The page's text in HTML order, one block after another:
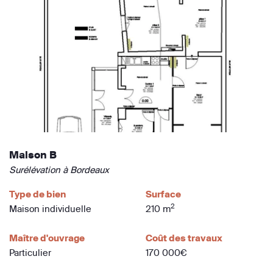
Maison B
Surélévation à Bordeaux
Type de bien
Maison individuelle
Surface
210 m2
Maître d'ouvrage
Particulier
Coût des travaux
170 000€